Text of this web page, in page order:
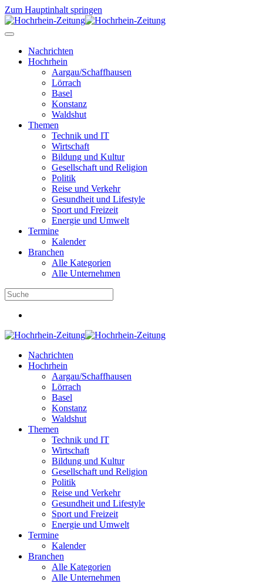
Zum Hauptinhalt springen
Nachrichten
Hochrhein
Aargau/Schaffhausen
Lörrach
Basel
Konstanz
Waldshut
Themen
Technik und IT
Wirtschaft
Bildung und Kultur
Gesellschaft und Religion
Politik
Reise und Verkehr
Gesundheit und Lifestyle
Sport und Freizeit
Energie und Umwelt
Termine
Kalender
Branchen
Alle Kategorien
Alle Unternehmen
Nachrichten
Hochrhein
Aargau/Schaffhausen
Lörrach
Basel
Konstanz
Waldshut
Themen
Technik und IT
Wirtschaft
Bildung und Kultur
Gesellschaft und Religion
Politik
Reise und Verkehr
Gesundheit und Lifestyle
Sport und Freizeit
Energie und Umwelt
Termine
Kalender
Branchen
Alle Kategorien
Alle Unternehmen